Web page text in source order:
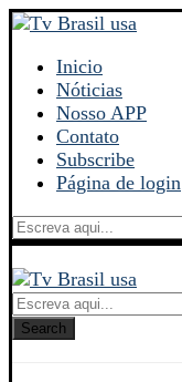
Inicio
Nóticias
Nosso APP
Contato
Subscribe
Página de login
Search